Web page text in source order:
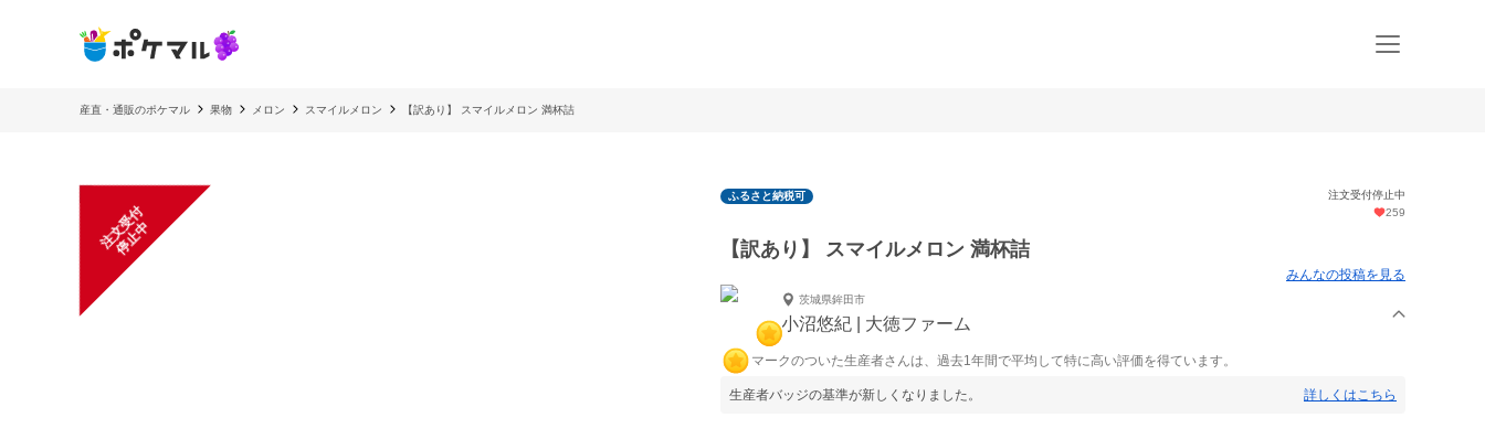
産直・通販のポケマル 果物 メロン スマイルメロン 【訳あり】 スマイルメロン 満杯詰
注
文
受
付
停
止
中
ふるさと納税可
注文受付停止中
259
【訳あり】 スマイルメロン 満杯詰
みんなの投稿を見る
茨城県鉾田市
小沼悠紀 | 大徳ファーム
マークのついた生産者さんは、過去1年間で平均して特に高い評価を得ています。
生産者バッジの基準が新しくなりました。 詳しくはこちら